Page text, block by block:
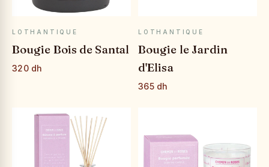
APERÇU RAPIDE
LOTHANTIQUE
Bougie Bois de Santal
320 dh
APERÇU RAPIDE
LOTHANTIQUE
Bougie le Jardin
d'Elisa
365 dh